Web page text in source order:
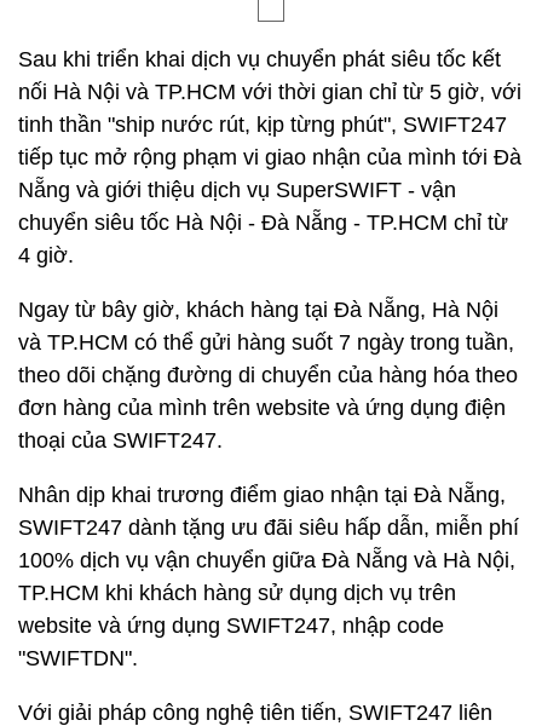
Sau khi triển khai dịch vụ chuyển phát siêu tốc kết
nối Hà Nội và TP.HCM với thời gian chỉ từ 5 giờ, với
tinh thần "ship nước rút, kịp từng phút", SWIFT247
tiếp tục mở rộng phạm vi giao nhận của mình tới Đà
Nẵng và giới thiệu dịch vụ SuperSWIFT - vận
chuyển siêu tốc Hà Nội - Đà Nẵng - TP.HCM chỉ từ
4 giờ.
Ngay từ bây giờ, khách hàng tại Đà Nẵng, Hà Nội
và TP.HCM có thể gửi hàng suốt 7 ngày trong tuần,
theo dõi chặng đường di chuyển của hàng hóa theo
đơn hàng của mình trên website và ứng dụng điện
thoại của SWIFT247.
Nhân dịp khai trương điểm giao nhận tại Đà Nẵng,
SWIFT247 dành tặng ưu đãi siêu hấp dẫn, miễn phí
100% dịch vụ vận chuyển giữa Đà Nẵng và Hà Nội,
TP.HCM khi khách hàng sử dụng dịch vụ trên
website và ứng dụng SWIFT247, nhập code
"SWIFTDN".
Với giải pháp công nghệ tiên tiến, SWIFT247 liên